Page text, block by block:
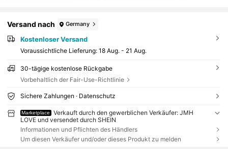
Versand nach Germany
Kostenloser Versand
Voraussichtliche Lieferung: 18 Aug. - 21 Aug.
30-tägige kostenlose Rückgabe
Vorbehaltlich der Fair-Use-Richtlinie
Sichere Zahlungen · Datenschutz
Marketplace
Verkauft durch den gewerblichen Verkäufer: JMH
LOVE und versendet durch SHEIN
Informationen und Pflichten des Händlers
Um diesen Verkäufer und/oder dieses Produkt zu melden